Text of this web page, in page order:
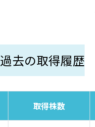
過去の取得履歴
取得株数